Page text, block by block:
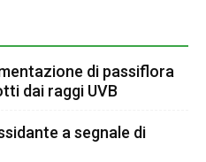
di passiflora
dai raggi UVB
a segnale di